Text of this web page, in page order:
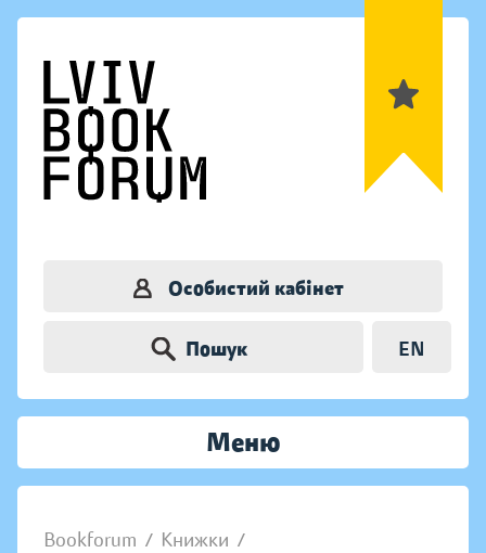
Особистий кабінет
Пошук EN
Меню
Bookforum / Книжки /